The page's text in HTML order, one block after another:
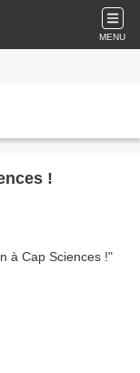
MENU
!